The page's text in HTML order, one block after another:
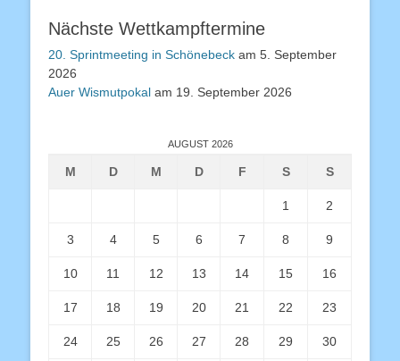
Nächste Wettkampftermine
20. Sprintmeeting in Schönebeck am 5. September
2026
Auer Wismutpokal am 19. September 2026
AUGUST 2026
M D M D F S S
1 2
3 4 5 6 7 8 9
10 11 12 13 14 15 16
17 18 19 20 21 22 23
24 25 26 27 28 29 30